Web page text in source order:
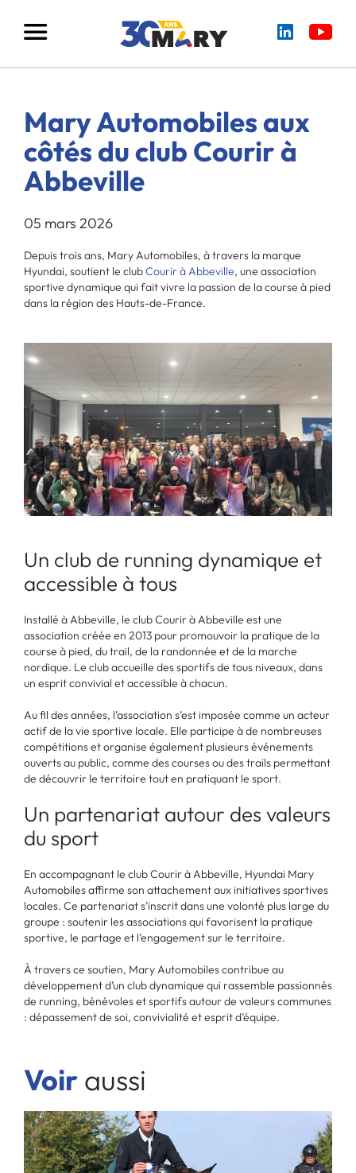
Mary Automobiles aux
côtés du club Courir à
Abbeville
05 mars 2026
Depuis trois ans, Mary Automobiles, à travers la marque
Hyundai, soutient le clubCourir à Abbeville, une association
sportive dynamique qui fait vivre la passion de la course à pied
dans la région des Hauts-de-France.
Un club de running dynamique et
accessible à tous
Installé à Abbeville, le club Courir à Abbeville est une
association créée en 2013 pour promouvoir la pratique de la
course à pied, du trail, de la randonnée et de la marche
nordique. Le club accueille des sportifs de tous niveaux, dans
un esprit convivial et accessible à chacun.
Au fil des années, l’association s’est imposée comme un acteur
actif de la vie sportive locale. Elle participe à de nombreuses
compétitions et organise également plusieurs événements
ouverts au public, comme des courses ou des trails permettant
de découvrir le territoire tout en pratiquant le sport.
Un partenariat autour des valeurs
du sport
En accompagnant le club Courir à Abbeville, Hyundai Mary
Automobiles affirme son attachement aux initiatives sportives
locales. Ce partenariat s’inscrit dans une volonté plus large du
groupe : soutenir les associations qui favorisent la pratique
sportive, le partage et l’engagement sur le territoire.
À travers ce soutien, Mary Automobiles contribue au
développement d’un club dynamique qui rassemble passionnés
de running, bénévoles et sportifs autour de valeurs communes
: dépassement de soi, convivialité et esprit d’équipe.
Voir aussi